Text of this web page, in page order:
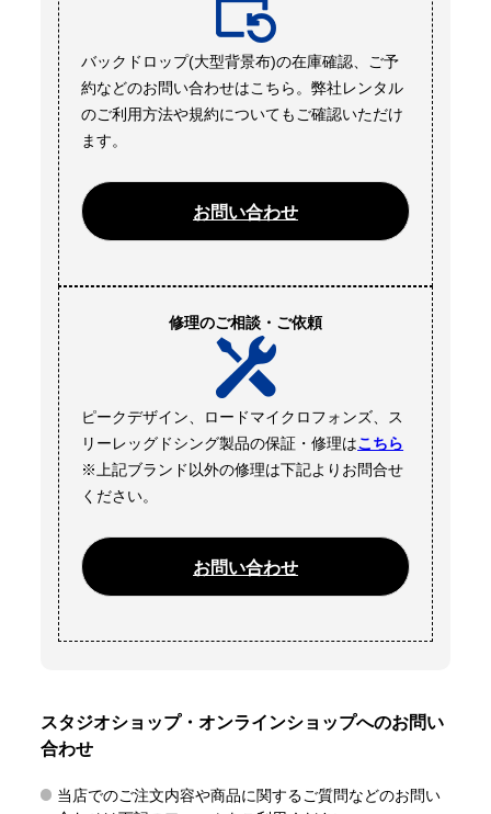
バックドロップ(大型背景布)の在庫確認、ご予
約などのお問い合わせはこちら。弊社レンタル
のご利用方法や規約についてもご確認いただけ
ます。
お問い合わせ
修理のご相談・ご依頼
ピークデザイン、ロードマイクロフォンズ、ス
リーレッグドシング製品の保証・修理はこちら
※上記ブランド以外の修理は下記よりお問合せ
ください。
お問い合わせ
スタジオショップ・オンラインショップへのお問い
合わせ
当店でのご注文内容や商品に関するご質問などのお問い